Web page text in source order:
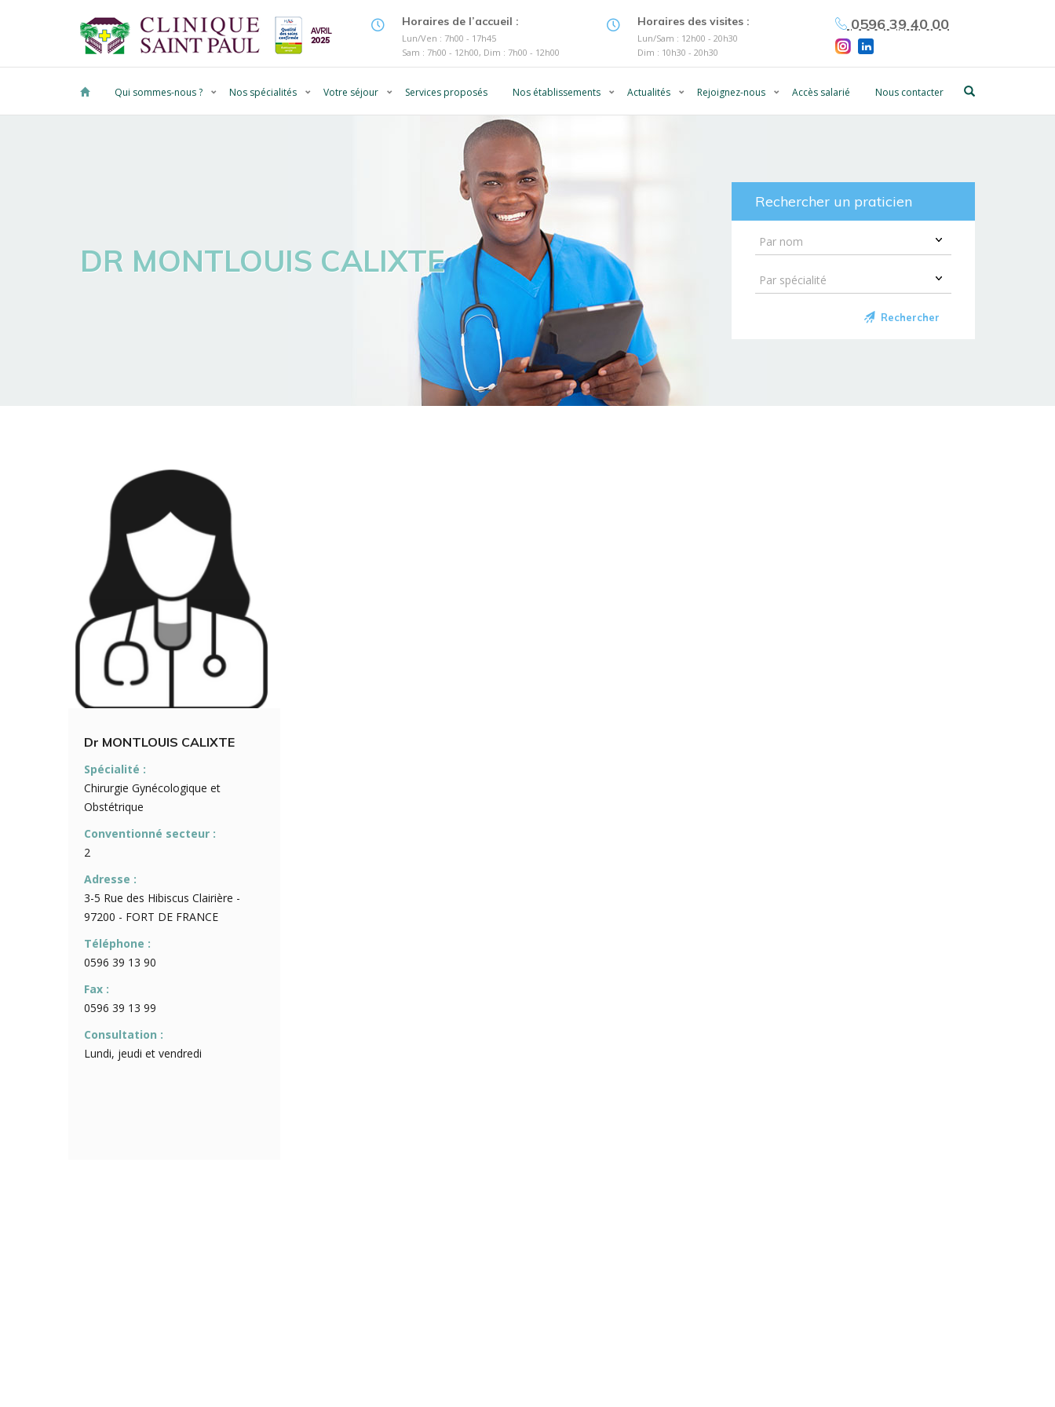
Horaires de l’accueil :
Lun/Ven : 7h00 - 17h45
Sam : 7h00 - 12h00, Dim : 7h00 - 12h00
Horaires des visites :
Lun/Sam : 12h00 - 20h30
Dim : 10h30 - 20h30
0596 39 40 00
Qui sommes-nous ? Nos spécialités Votre séjour Services proposés Nos établissements Actualités Rejoignez-nous Accès salarié Nous contacter
DR MONTLOUIS CALIXTE
Rechercher un praticien
Rechercher
Dr MONTLOUIS CALIXTE
Spécialité :
Chirurgie Gynécologique et
Obstétrique
Conventionné secteur :
2
Adresse :
3-5 Rue des Hibiscus Clairière -
97200 - FORT DE FRANCE
Téléphone :
0596 39 13 90
Fax :
0596 39 13 99
Consultation :
Lundi, jeudi et vendredi